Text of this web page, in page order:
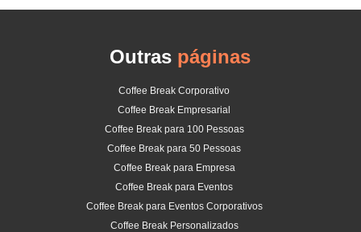
Outras páginas
Coffee Break Corporativo
Coffee Break Empresarial
Coffee Break para 100 Pessoas
Coffee Break para 50 Pessoas
Coffee Break para Empresa
Coffee Break para Eventos
Coffee Break para Eventos Corporativos
Coffee Break Personalizados